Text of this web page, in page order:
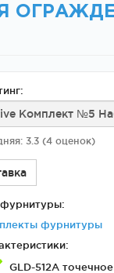
Фурнитура для
душевых
ограждений
3.3 (4 оценок)
фурнитуры
GLD-512А